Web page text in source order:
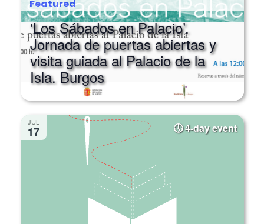
‘Los Sábados en Palacio’.
Jornada de puertas abiertas y
visita guiada al Palacio de la
Isla. Burgos
JUL
17 4-day event